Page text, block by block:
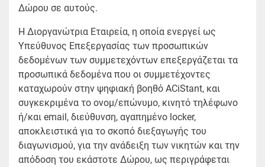
Δώρου σε αυτούς.
Η Διοργανώτρια Εταιρεία, η οποία ενεργεί ως
Υπεύθυνος Επεξεργασίας των προσωπικών
δεδομένων των συμμετεχόντων επεξεργάζεται τα
προσωπικά δεδομένα που οι συμμετέχοντες
καταχωρούν στην ψηφιακή βοηθό ACiStant, και
συγκεκριμένα το ονομ/επώνυμο, κινητό τηλέφωνο
ή/και email, διεύθυνση, αγαπημένο locker,
αποκλειστικά για το σκοπό διεξαγωγής του
διαγωνισμού, για την ανάδειξη των νικητών και την
απόδοση του εκάστοτε Δώρου, ως περιγράφεται